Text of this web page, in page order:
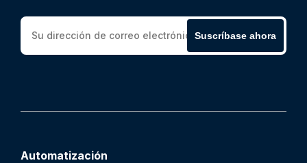
Suscríbase ahora
Automatización